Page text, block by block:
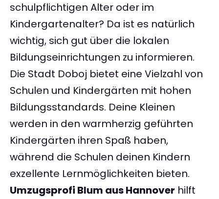
schulpflichtigen Alter oder im
Kindergartenalter? Da ist es natürlich
wichtig, sich gut über die lokalen
Bildungseinrichtungen zu informieren.
Die Stadt Doboj bietet eine Vielzahl von
Schulen und Kindergärten mit hohen
Bildungsstandards. Deine Kleinen
werden in den warmherzig geführten
Kindergärten ihren Spaß haben,
während die Schulen deinen Kindern
exzellente Lernmöglichkeiten bieten.
Umzugsprofi Blum aus Hannover hilft